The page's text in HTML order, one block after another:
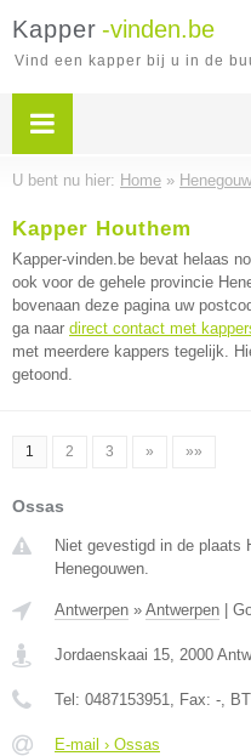
Kapper -vinden.be
Vind een kapper bij u in de
U bent nu hier: Home »
Kapper Houthem
Kapper-vinden.be bevat helaas
ook voor de gehele provincie
bovenaan deze pagina uw
ga naar direct contact met
met meerdere kappers tegelijk.
getoond.
1 2 3 » »»
Ossas
Niet gevestigd in de plaats
Henegouwen.
Antwerpen » Antwerpen
Jordaenskaai 15, 2000
Tel: 0487153951, Fax: -,
E-mail › Ossas